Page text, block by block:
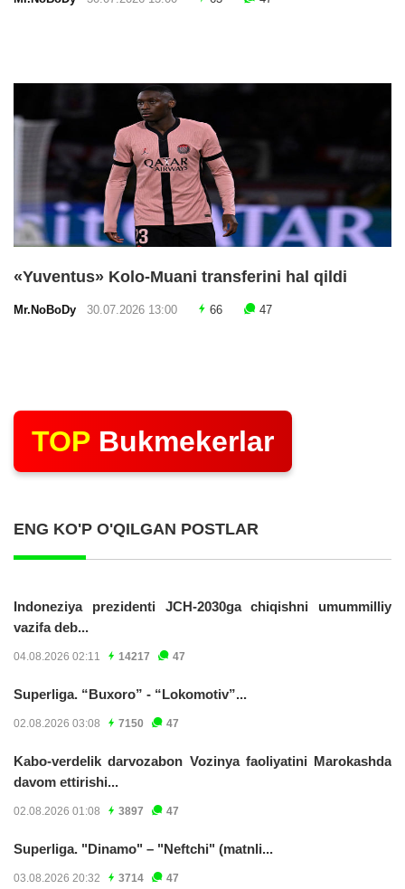
«Yuventus» Kolo-Muani transferini hal qildi
Mr.NoBoDy 30.07.2026 13:00 66 47
TOP Bukmekerlar
ENG KO'P O'QILGAN POSTLAR
Indoneziya prezidenti JCH-2030ga chiqishni umummilliy
vazifa deb...
04.08.2026 02:11 14217 47
Superliga. “Buxoro” - “Lokomotiv”...
02.08.2026 03:08 7150 47
Kabo-verdelik darvozabon Vozinya faoliyatini Marokashda
davom ettirishi...
02.08.2026 01:08 3897 47
Superliga. "Dinamo" – "Neftchi" (matnli...
03.08.2026 20:32 3714 47